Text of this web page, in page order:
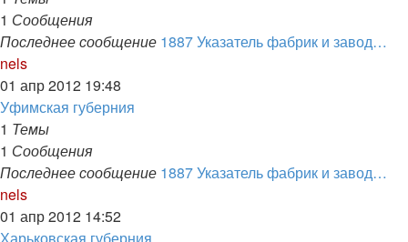
1 Сообщения
Последнее сообщение 1887 Указатель фабрик и завод…
nelsПерейти
к
последнему
сообщению
01 апр 2012 19:48
Уфимская губерния
1 Темы
1 Сообщения
Последнее сообщение 1887 Указатель фабрик и завод…
nelsПерейти
к
последнему
01 апр 2012 14:52